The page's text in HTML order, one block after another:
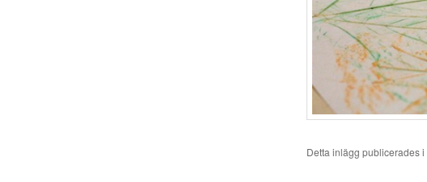
Detta inlägg publicerades i